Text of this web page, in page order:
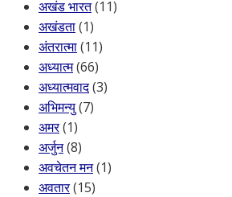
अखंड भारत(11)
अखंडता(1)
अंतरात्मा(11)
अध्यात्म(66)
अध्यात्मवाद(3)
अभिमन्यु(7)
अमर(1)
अर्जुन(8)
अवचेतन मन(1)
अवतार(15)